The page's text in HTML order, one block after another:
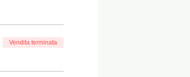
Vendita terminata